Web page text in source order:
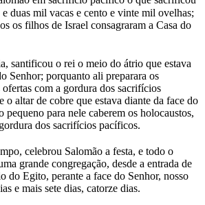
duas mil vacas e cento e vinte mil ovelhas;
os filhos de Israel consagraram a Casa do
santificou o rei o meio do átrio que estava
Senhor; porquanto ali preparara os
ofertas com a gordura dos sacrifícios
o altar de cobre que estava diante da face do
pequeno para nele caberem os holocaustos,
dos sacrifícios pacíficos.
celebrou Salomão a festa, e todo o
grande congregação, desde a entrada de
do Egito, perante a face do Senhor, nosso
e mais sete dias, catorze dias.